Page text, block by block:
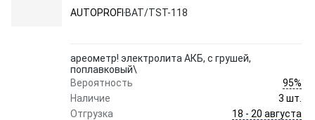
AUTOPROFI BAT/TST-118
ареометр! электролита АКБ, с грушей,
поплавковый\
Вероятность
95%
Наличие
3 шт.
Отгрузка
18 - 20 августа